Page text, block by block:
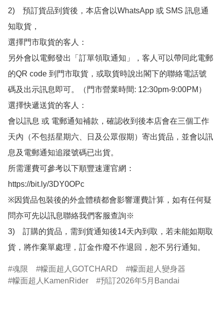
2)　預訂貨品到貨後，本店會以WhatsApp 或 SMS 訊息通
知取貨，
選擇門市取貨的客人：
另外會以電郵發出「訂單領取通知」，客人可以帶同此電郵
的QR code 到門市取貨，或取貨時說出閣下的聯絡電話號
碼及出示訊息即可。（門市營業時間: 12:30pm-9:00PM）
選擇快遞送貨的客人：
會以訊息 或 電郵通知補款，確認收到後本店會在三個工作
天內（不包括星期六、日及公眾假期）寄出貨品，並會以訊
息及電郵通知追蹤號碼已出貨。
所需運費可參考以下順豐速運官網：
https://bit.ly/3DY0OPc
※因貨品包裝後的外盒體積都會影響運費計算，如有任何疑
問亦可先以訊息聯絡我們客服查詢※
3)　訂購的貨品，需到貨通知後14天內到取，若未能如期取
貨，將作棄單處理，訂金作廢不作退回，恕不另行通知。
魂限 幪面超人GOTCHARD
幪面超人變身器
幪面超人KamenRider
預訂2026年5月Bandai